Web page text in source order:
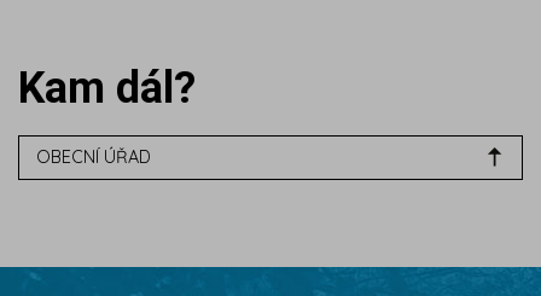
Kam dál?
OBECNÍ ÚŘAD